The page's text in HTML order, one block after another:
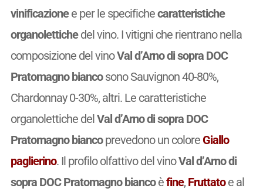
vinificazionee per le specifichecaratteristiche
organolettichedel vino. I vitigni che rientrano nella
composizione del vinoVal d’Arno di sopra DOC
Pratomagno biancosono Sauvignon 40-80%,
Chardonnay 0-30%, altri. Le caratteristiche
organolettiche delVal d’Arno di sopra DOC
Pratomagno biancoprevedono un colore Giallo
paglierino. Il profilo olfattivo del vinoVal d’Arno di
sopra DOC Pratomagno biancoèfine, Fruttatoe al